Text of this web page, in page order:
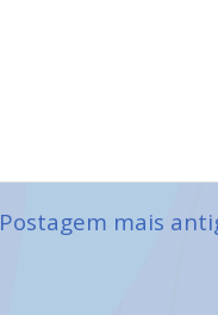
Postagem mais